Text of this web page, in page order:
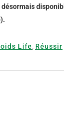
désormais
Life, Réussir